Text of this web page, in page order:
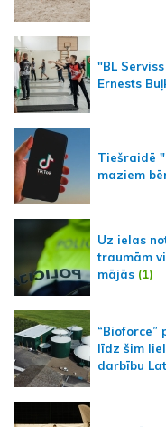
"BL
Ernests
Tiešraidē
maziem
Uz ielas
traumām
mājās (1)
līdz šim
darbību